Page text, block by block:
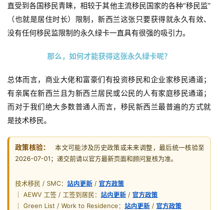
直受到各国移民青睐，相较于其他主流移民国家的各种“移民监”
（也就是居住时长）限制，新西兰这张只要获得就永久有效、
没有任何移民监限制的永久绿卡一直具有很强的吸引力。
那么，如何才能获得这张永久绿卡呢？
总体而言，商业大佬和富豪们有投资移民和企业家移民通道；
有亲属在新西兰且为新西兰居民或公民的人有家庭移民通道；
而对于我们绝大多数普通人而言，移民新西兰最普遍的方式就
是技术移民。
政策核验：
本文可能涉及历史政策或未来调整，最后统一核验至
2026-07-01；递交前请以官方最新页面和顾问复核为准。
技术移民 / SMC： 站内更新 / 官方政策
｜ AEWV 工签 / 工签到居民： 站内更新 / 官方政策
｜ Green List / Work to Residence： 站内更新 / 官方政策